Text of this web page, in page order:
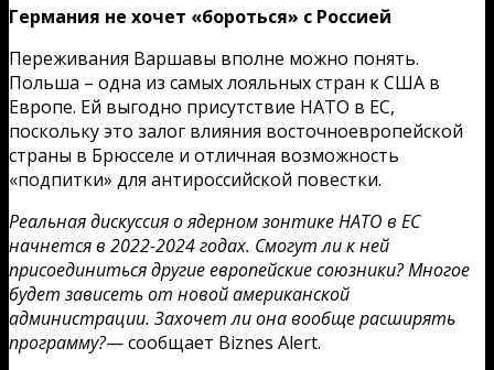
Германия не хочет «бороться» с Россией
Переживания Варшавы вполне можно понять.
Польша – одна из самых лояльных стран к США в
Европе. Ей выгодно присутствие НАТО в ЕС,
поскольку это залог влияния восточноевропейской
страны в Брюсселе и отличная возможность
«подпитки» для антироссийской повестки.
Реальная дискуссия о ядерном зонтике НАТО в ЕС
начнется в 2022-2024 годах. Смогут ли к ней
присоединиться другие европейские союзники? Многое
будет зависеть от новой американской
администрации. Захочет ли она вообще расширять
программу?— сообщает Biznes Alert.